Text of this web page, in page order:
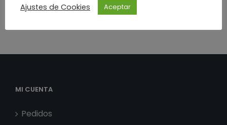
bambu
gnome
MI CUENTA
Pedidos
Ajustes de Cookies
Aceptar